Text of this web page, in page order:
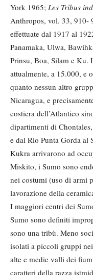
York 1965; Les Trìbus
Anthropos, vol. 33, 910-
effettuate dal 1917 al
Panamaka, Ulwa,
Prinsu, Boa, Silam e Ku.
attualmente, a 15.000, e
quanto nessun altro
Nicaragua, e
costiera dell’Atlantico
dipartimenti di
e dal Rio Punta Gorda al
Kukra arrivarono ad
Miskito, i Sumo sono
nei costumi (uso di armi
lavorazione della
I maggiori centri dei
Sumo sono definiti
sono una tribù. Meno
isolati a piccoli gruppi
alte e medie valli dei
caratteri della razza